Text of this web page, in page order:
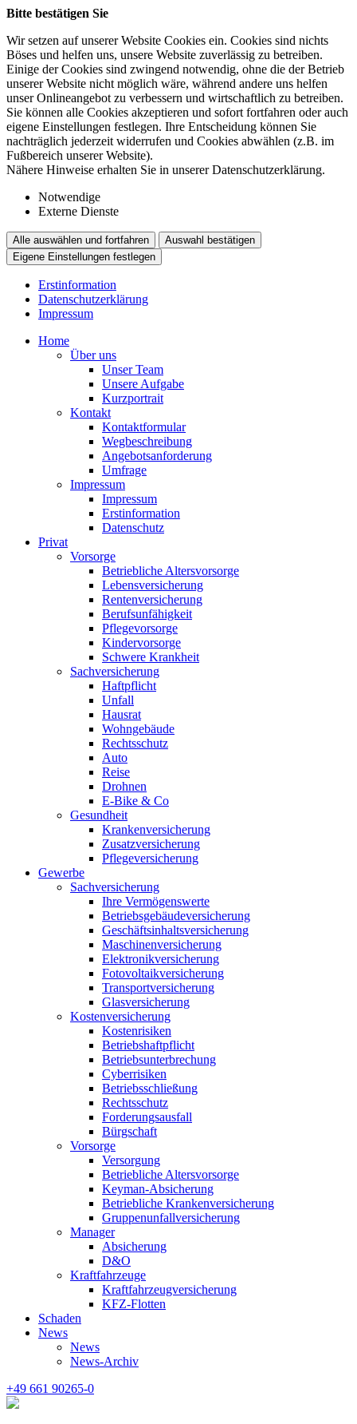
Bitte bestätigen Sie
Wir setzen auf unserer Website Cookies ein. Cookies sind nichts
Böses und helfen uns, unsere Website zuverlässig zu betreiben.
Einige der Cookies sind zwingend notwendig, ohne die der Betrieb
unserer Website nicht möglich wäre, während andere uns helfen
unser Onlineangebot zu verbessern und wirtschaftlich zu betreiben.
Sie können alle Cookies akzeptieren und sofort fortfahren oder auch
eigene Einstellungen festlegen. Ihre Entscheidung können Sie
nachträglich jederzeit widerrufen und Cookies abwählen (z.B. im
Fußbereich unserer Website).
Nähere Hinweise erhalten Sie in unserer Datenschutzerklärung.
Notwendige
Externe Dienste
Alle auswählen und fortfahren
Auswahl bestätigen
Eigene Einstellungen festlegen
Erstinformation
Datenschutzerklärung
Impressum
Home
Über uns
Unser Team
Unsere Aufgabe
Kurzportrait
Kontakt
Kontaktformular
Wegbeschreibung
Angebotsanforderung
Umfrage
Impressum
Impressum
Erstinformation
Datenschutz
Privat
Vorsorge
Betriebliche Altersvorsorge
Lebensversicherung
Rentenversicherung
Berufsunfähigkeit
Pflegevorsorge
Kindervorsorge
Schwere Krankheit
Sachversicherung
Haftpflicht
Unfall
Hausrat
Wohngebäude
Rechtsschutz
Auto
Reise
Drohnen
E-Bike & Co
Gesundheit
Krankenversicherung
Zusatzversicherung
Pflegeversicherung
Gewerbe
Sachversicherung
Ihre Vermögenswerte
Betriebsgebäudeversicherung
Geschäftsinhaltsversicherung
Maschinenversicherung
Elektronikversicherung
Fotovoltaikversicherung
Transportversicherung
Glasversicherung
Kostenversicherung
Kostenrisiken
Betriebshaftpflicht
Betriebsunterbrechung
Cyberrisiken
Betriebsschließung
Rechtsschutz
Forderungsausfall
Bürgschaft
Vorsorge
Versorgung
Betriebliche Altersvorsorge
Keyman-Absicherung
Betriebliche Krankenversicherung
Gruppenunfallversicherung
Manager
Absicherung
D&O
Kraftfahrzeuge
Kraftfahrzeugversicherung
KFZ-Flotten
Schaden
News
News
News-Archiv
+49 661 90265-0